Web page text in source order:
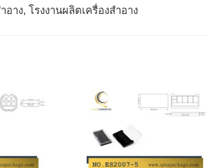
อาง, โรงงานผลิตเครื่องสำอาง